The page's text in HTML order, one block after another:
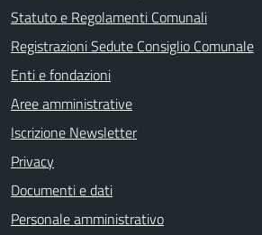
Statuto e Regolamenti Comunali
Registrazioni Sedute Consiglio Comunale
Enti e fondazioni
Aree amministrative
Iscrizione Newsletter
Privacy
Documenti e dati
Personale amministrativo